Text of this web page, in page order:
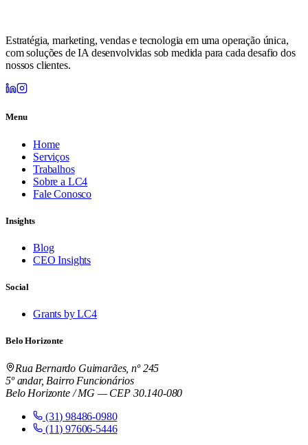
Estratégia, marketing, vendas e tecnologia em uma operação única,
com soluções de IA desenvolvidas sob medida para cada desafio dos
nossos clientes.
Menu
Home
Serviços
Trabalhos
Sobre a LC4
Fale Conosco
Insights
Blog
CEO Insights
Social
Grants by LC4
Belo Horizonte
Rua Bernardo Guimarães, nº 245
5º andar, Bairro Funcionários
Belo Horizonte / MG — CEP 30.140-080
(31) 98486-0980
(11) 97606-5446